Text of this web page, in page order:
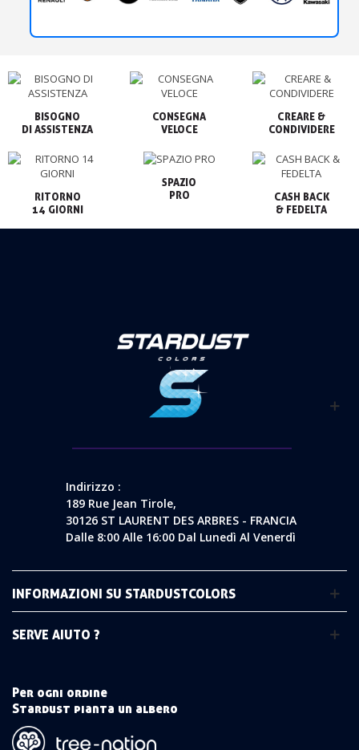
BISOGNO
CONSEGNA
VELOCE
CREARE &
CONDIVIDERE
RITORNO
14 GIORNI
SPAZIO
PRO
CASH BACK
& FEDELTA
Indirizzo :
189 Rue Jean Tirole,
30126 ST LAURENT DES ARBRES - FRANCIA
Dalle 8:00 Alle 16:00 Dal Lunedì Al Venerdì
INFORMAZIONI SU STARDUSTCOLORS
SERVE AIUTO ?
Per ogni ordine
Stardust pianta un albero